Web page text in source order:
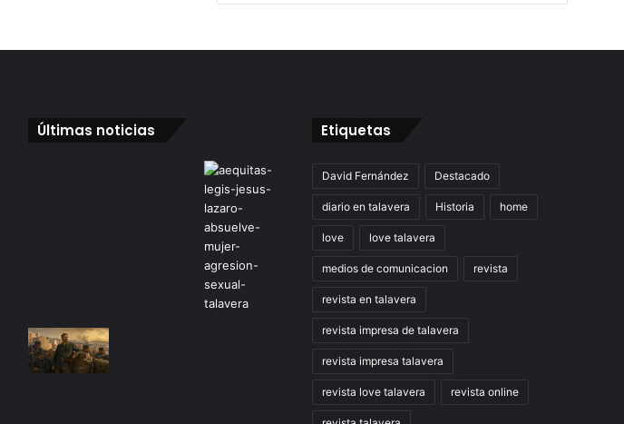
Últimas noticias Etiquetas
David Fernández Destacado
diario en talavera Historia home
love love talavera
medios de comunicacion revista
revista en talavera
revista impresa de talavera
revista impresa talavera
revista love talavera revista online